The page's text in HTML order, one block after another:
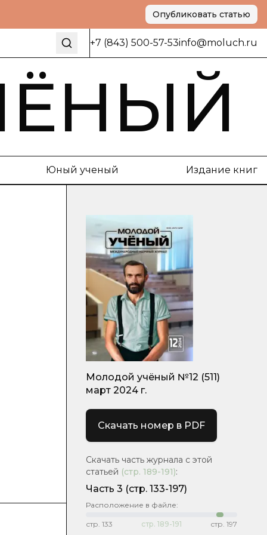
Опубликовать статью
+7 (843) 500-57-53info@moluch.ru
Юный ученый Издание книг
Молодой учёный №12 (511)
март 2024 г.
Скачать номер в PDF
Скачать часть журнала с этой
статьей (стр. 189-191):
Часть 3 (стр. 133-197)
Расположение в файле:
стр. 133 стр. 189-191 стр. 197